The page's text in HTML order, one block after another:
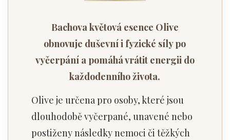
Bachova květová esence Olive
obnovuje duševní i fyzické síly po
vyčerpání a pomáhá vrátit energii do
každodenního života.
Olive je určena pro osoby, které jsou
dlouhodobě vyčerpané, unavené nebo
postiženy následky nemoci či těžkých